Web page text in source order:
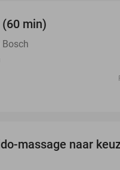
min)
Bosch
massage naar